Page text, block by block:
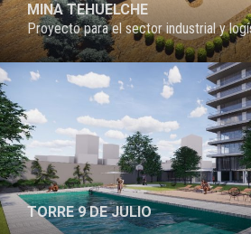
MINA TEHUELCHE
Proyecto para el sector industrial y
TORRE 9 DE JULIO